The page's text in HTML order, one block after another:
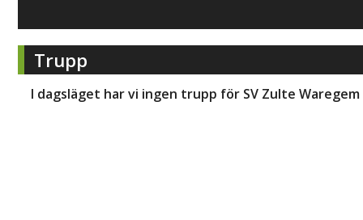
Trupp
I dagsläget har vi ingen trupp för SV Zulte Waregem